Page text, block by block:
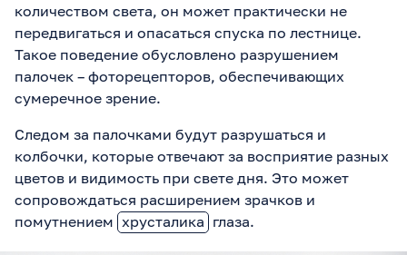
количеством света, он может практически не
передвигаться и опасаться спуска по лестнице.
Такое поведение обусловлено разрушением
палочек – фоторецепторов, обеспечивающих
сумеречное зрение.
Следом за палочками будут разрушаться и
колбочки, которые отвечают за восприятие разных
цветов и видимость при свете дня. Это может
сопровождаться расширением зрачков и
помутнением хрусталика глаза.